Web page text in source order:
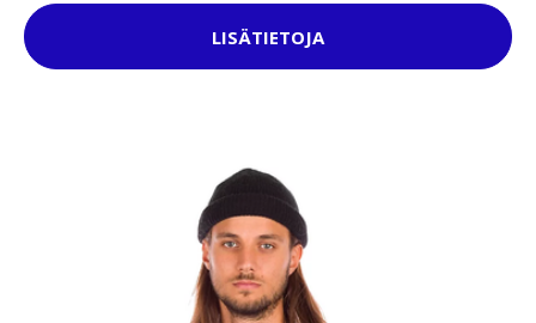
LISÄTIETOJA